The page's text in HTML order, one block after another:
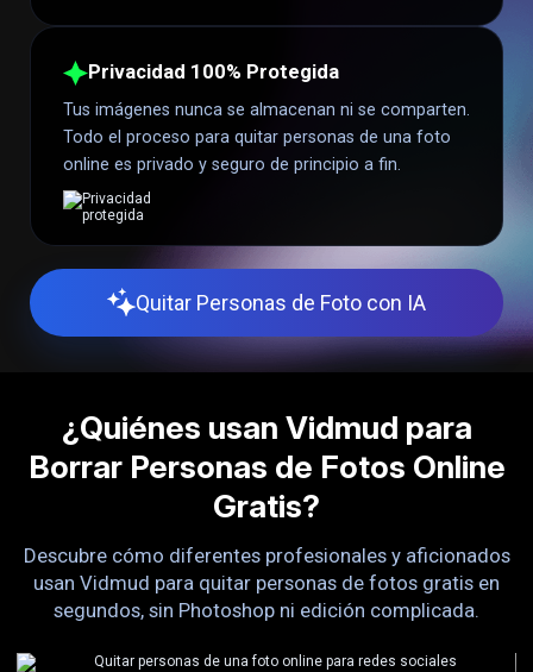
Privacidad 100% Protegida
Tus imágenes nunca se almacenan ni se comparten.
Todo el proceso para quitar personas de una foto
online es privado y seguro de principio a fin.
Quitar Personas de Foto con IA
¿Quiénes usan Vidmud para
Borrar Personas de Fotos Online
Gratis?
Descubre cómo diferentes profesionales y aficionados
usan Vidmud para quitar personas de fotos gratis en
segundos, sin Photoshop ni edición complicada.